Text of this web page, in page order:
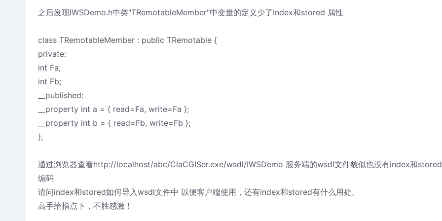
之后发现IWSDemo.h中类"TRemotableMember"中变量的定义少了Index和stored 属性
class TRemotableMember : public TRemotable {
private:
int Fa;
int Fb;
__published:
__property int a = { read=Fa, write=Fa };
__property int b = { read=Fb, write=Fb };
};
通过浏览器查看http://localhost/abc/ClaCGISer.exe/wsdl/IWSDemo 服务端的wsdl文件貌似也没有index和
编码
请问index和stored如何导入wsdl文件中 以便客户端使用，还有index和stored有什么用处。
高手给指点下，不胜感激！